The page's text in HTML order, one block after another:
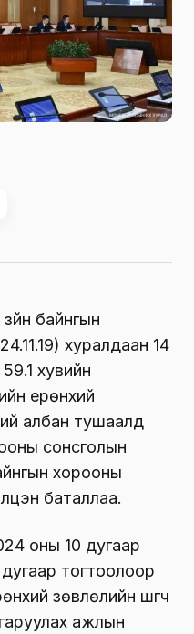
байнгын
хуралдаан 14
хувийн
ерөнхий
албан тушаалд
сонсголын
хорооны
баталлаа.
оны 10 дугаар
тогтоолоор
зөвлөлийн шүүгч
ажлын